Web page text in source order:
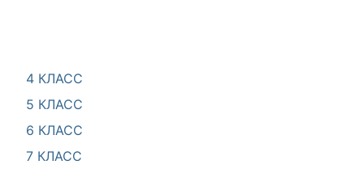
4 КЛАСС
5 КЛАСС
6 КЛАСС
7 КЛАСС